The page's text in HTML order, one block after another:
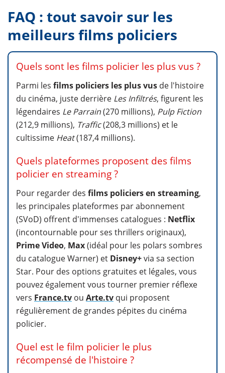
FAQ : tout savoir sur les
meilleurs films policiers
Quels sont les films policier les plus vus ?
Parmi les films policiers les plus vus de l'histoire
du cinéma, juste derrière Les Infiltrés, figurent les
légendaires Le Parrain(270 millions), Pulp Fiction
(212,9 millions), Traffic(208,3 millions) et le
cultissime Heat(187,4 millions).
Quels plateformes proposent des films
policier en streaming ?
Pour regarder des films policiers en streaming,
les principales plateformes par abonnement
(SVoD) offrent d'immenses catalogues : Netflix
(incontournable pour ses thrillers originaux),
Prime Video, Max(idéal pour les polars sombres
du catalogue Warner) et Disney+via sa section
Star. Pour des options gratuites et légales, vous
pouvez également vous tourner premier réflexe
vers France.tv ou Arte.tv qui proposent
régulièrement de grandes pépites du cinéma
policier.
Quel est le film policier le plus
récompensé de l'histoire ?